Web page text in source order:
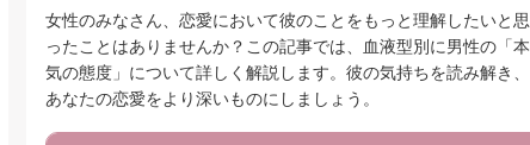
女性のみなさん、恋愛において彼のことをもっと理解したいと思
ったことはありませんか？この記事では、血液型別に男性の「本
気の態度」について詳しく解説します。彼の気持ちを読み解き、
あなたの恋愛をより深いものにしましょう。